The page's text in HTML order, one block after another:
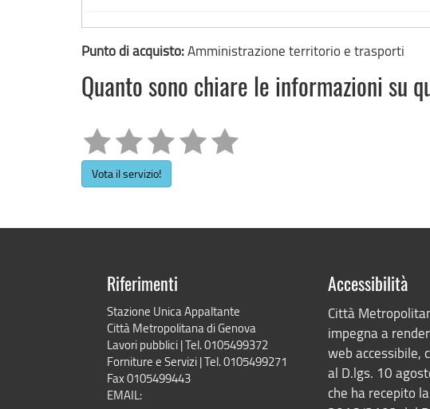
Punto di acquisto:Amministrazione territorio e trasporti
Quanto sono chiare le informazioni su
Vota il servizio!
Riferimenti
Stazione Unica Appaltante
Città Metropolitana di Genova
Lavori pubblici | Tel. 0105499372
Forniture e Servizi | Tel. 0105499271
Fax 0105499443
EMAIL:
Accessibilità
Città
impegna a
web accessibile,
al D.lgs. 10
che ha recepito